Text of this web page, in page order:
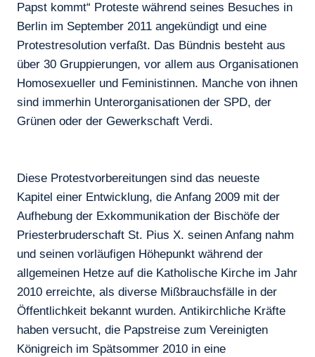
Papst kommt“ Proteste während seines Besuches in
Berlin im September 2011 angekündigt und eine
Protestresolution verfaßt. Das Bündnis besteht aus
über 30 Gruppierungen, vor allem aus Organisationen
Homosexueller und Feministinnen. Manche von ihnen
sind immerhin Unterorganisationen der SPD, der
Grünen oder der Gewerkschaft Verdi.
Diese Protestvorbereitungen sind das neueste
Kapitel einer Entwicklung, die Anfang 2009 mit der
Aufhebung der Exkommunikation der Bischöfe der
Priesterbruderschaft St. Pius X. seinen Anfang nahm
und seinen vorläufigen Höhepunkt während der
allgemeinen Hetze auf die Katholische Kirche im Jahr
2010 erreichte, als diverse Mißbrauchsfälle in der
Öffentlichkeit bekannt wurden. Antikirchliche Kräfte
haben versucht, die Papstreise zum Vereinigten
Königreich im Spätsommer 2010 in eine